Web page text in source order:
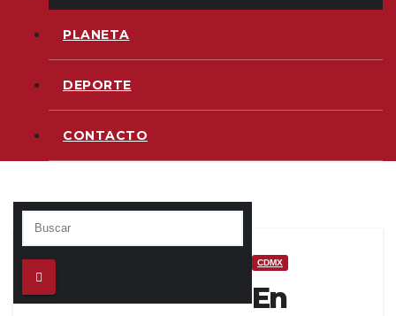
PLANETA
DEPORTE
CONTACTO
CDMX
En